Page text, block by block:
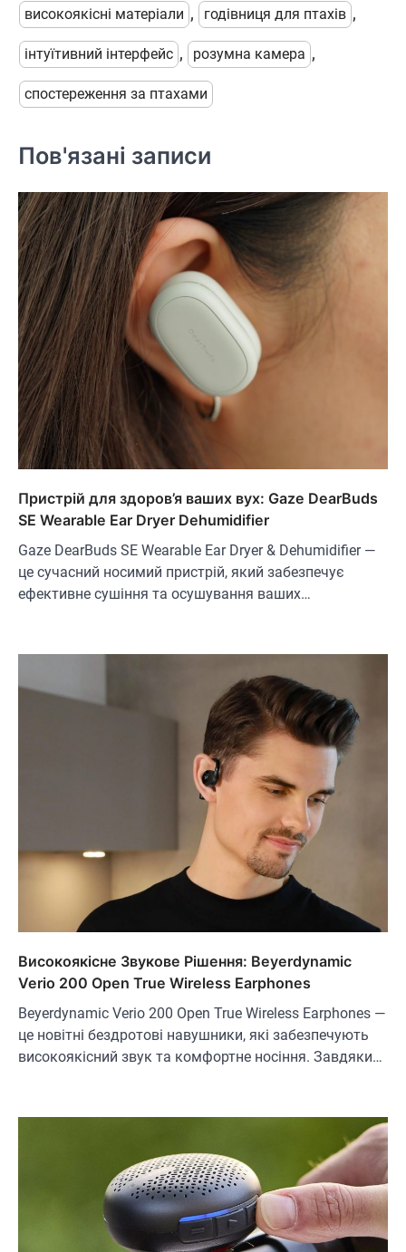
високоякісні матеріали , годівниця для птахів ,
інтуїтивний інтерфейс , розумна камера ,
спостереження за птахами
Пов'язані записи
Пристрій для здоров’я ваших вух: Gaze DearBuds
SE Wearable Ear Dryer Dehumidifier
Gaze DearBuds SE Wearable Ear Dryer & Dehumidifier —
це сучасний носимий пристрій, який забезпечує
ефективне сушіння та осушування ваших…
Високоякісне Звукове Рішення: Beyerdynamic
Verio 200 Open True Wireless Earphones
Beyerdynamic Verio 200 Open True Wireless Earphones —
це новітні бездротові навушники, які забезпечують
високоякісний звук та комфортне носіння. Завдяки…